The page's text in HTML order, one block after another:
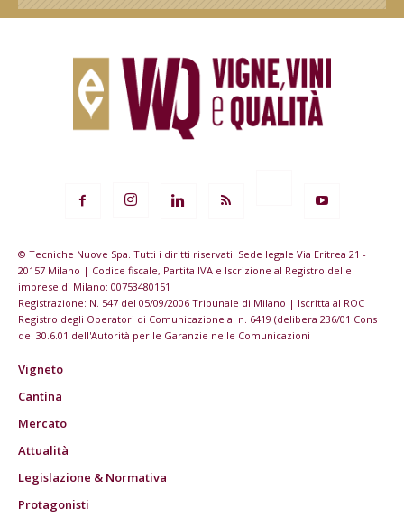
© Tecniche Nuove Spa. Tutti i diritti riservati. Sede legale Via Eritrea 21 -
20157 Milano | Codice fiscale, Partita IVA e Iscrizione al Registro delle
imprese di Milano: 00753480151
Registrazione: N. 547 del 05/09/2006 Tribunale di Milano | Iscritta al ROC
Registro degli Operatori di Comunicazione al n. 6419 (delibera 236/01 Cons
del 30.6.01 dell'Autorità per le Garanzie nelle Comunicazioni
Vigneto
Cantina
Mercato
Attualità
Legislazione & Normativa
Protagonisti